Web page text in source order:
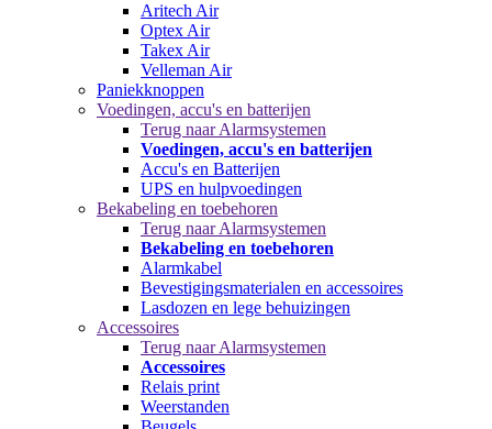
Aritech Air
Optex Air
Takex Air
Velleman Air
Paniekknoppen
Voedingen, accu's en batterijen
Terug naar Alarmsystemen
Voedingen, accu's en batterijen
Accu's en Batterijen
UPS en hulpvoedingen
Bekabeling en toebehoren
Terug naar Alarmsystemen
Bekabeling en toebehoren
Alarmkabel
Bevestigingsmaterialen en accessoires
Lasdozen en lege behuizingen
Accessoires
Terug naar Alarmsystemen
Accessoires
Relais print
Weerstanden